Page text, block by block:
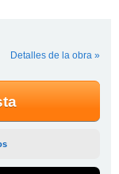
Detalles de la obra »